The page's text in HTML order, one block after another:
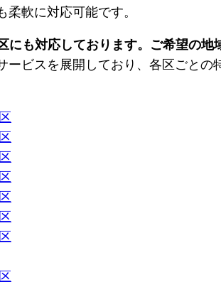
柔軟に対応可能です。
も対応しております。ご希望の地
ービスを展開しており、各区ごと